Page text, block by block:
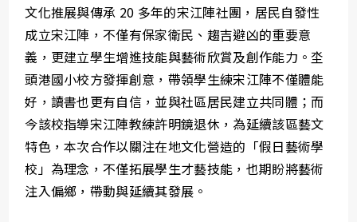
文化推展與傳承 20 多年的宋江陣社團，居民自發性
成立宋江陣，不僅有保家衛民、趨吉避凶的重要意
義，更建立學生增進技能與藝術欣賞及創作能力。坔
頭港國小校方發揮創意，帶領學生練宋江陣不僅體能
好，讀書也更有自信，並與社區居民建立共同體；而
今該校指導宋江陣教練許明鏡退休，為延續該區藝文
特色，本次合作以關注在地文化營造的「假日藝術學
校」為理念，不僅拓展學生才藝技能，也期盼將藝術
注入偏鄉，帶動與延續其發展。